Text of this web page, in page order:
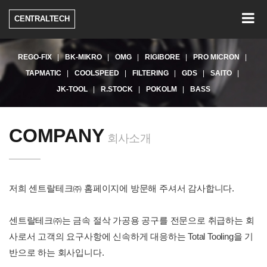
CENTRALTECH
REGO-FIX BK-MIKRO OMG RIGIBORE
PRO MICRON
TAPMATIC
COOLSPEED FILTERING GDS
SAITO
JK-TOOL
R.STOCK POKOLM BASS
COMPANY 회사소개
저희 센트랄테크㈜ 홈페이지에 방문해 주셔서 감사합니다.
센트랄테크㈜는 금속 절삭 가공용 공구를 전문으로 취급하는 회
사로서 고객의 요구사항에 신속하게 대응하는 Total Tooling을 기
반으로 하는 회사입니다.